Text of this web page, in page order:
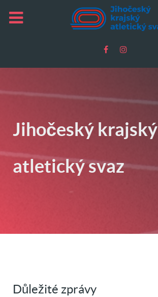
Jihočeský krajský
atletický svaz
Důležité zprávy